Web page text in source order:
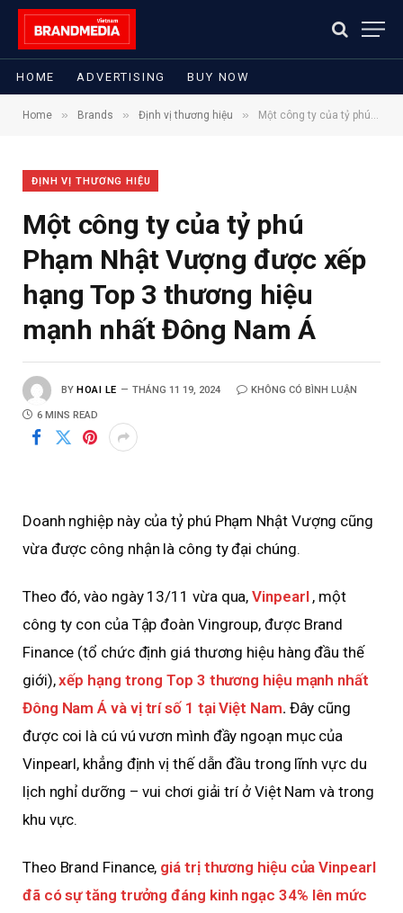
HOME ADVERTISING BUY NOW
Home » Brands » Định vị thương hiệu » Một công ty của tỷ phú Phạm Nhật Vượng được xếp hạng Top 3 thương hiệu mạnh nhất Đông Nam Á
ĐỊNH VỊ THƯƠNG HIỆU
Một công ty của tỷ phú
Phạm Nhật Vượng được xếp
hạng Top 3 thương hiệu
mạnh nhất Đông Nam Á
BY HOAI LE THÁNG 11 19, 2024 KHÔNG CÓ BÌNH LUẬN
6 MINS READ
Doanh nghiệp này của tỷ phú Phạm Nhật Vượng cũng
vừa được công nhận là công ty đại chúng.
Theo đó, vào ngày 13/11 vừa qua,Vinpearl , một
công ty con của Tập đoàn Vingroup, được Brand
Finance (tổ chức định giá thương hiệu hàng đầu thế
giới),xếp hạng trong Top 3 thương hiệu mạnh nhất
Đông Nam Á và vị trí số 1 tại Việt Nam. Đây cũng
được coi là cú vú vươn mình đầy ngoạn mục của
Vinpearl, khẳng định vị thế dẫn đầu trong lĩnh vực du
lịch nghỉ dưỡng – vui chơi giải trí ở Việt Nam và trong
khu vực.
Theo Brand Finance, giá trị thương hiệu của Vinpearl
đã có sự tăng trưởng đáng kinh ngạc 34% lên mức